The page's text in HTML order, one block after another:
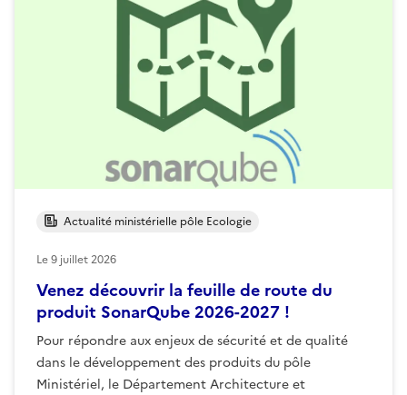
Venez découvrir la feuille de route du
produit SonarQube 2026-2027 !
Pour répondre aux enjeux de sécurité et de qualité
dans le développement des produits du pôle
Ministériel, le Département Architecture et
Actualité ministérielle pôle Ecologie
Le9 juillet 2026